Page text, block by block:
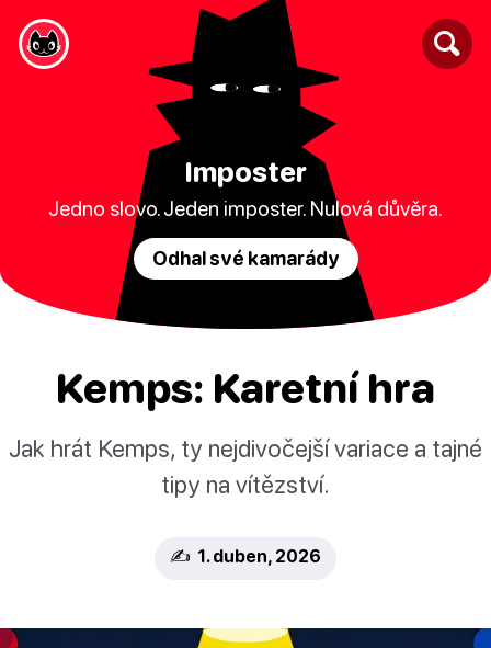
Imposter
Jedno slovo. Jeden imposter. Nulová důvěra.
Odhal své kamarády
Kemps: Karetní hra
Jak hrát Kemps, ty nejdivočejší variace a tajné
tipy na vítězství.
✍️ 1. duben, 2026